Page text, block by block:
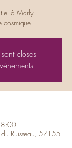
à Marly
cosmique
closes
du Ruisseau, 57155